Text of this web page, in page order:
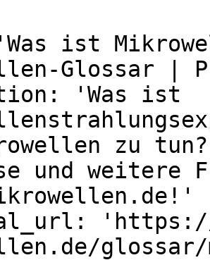
ist
Glossar |
'Was ist
zu
und weitere
'https://